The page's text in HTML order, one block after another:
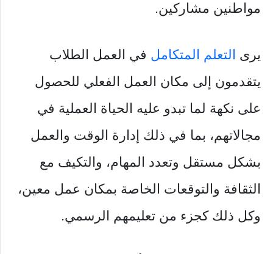
مواطنين مشاركين.
يرى التعلم المتكامل في العمل الطلاب
يتقدمون إلى مكان العمل الفعلي للحصول
على نكهة لما تبدو عليه الحياة العملية في
مجالاتهم، بما في ذلك إدارة الوقت والعمل
بشكل مستقل وتعدد المهام، والتكيف مع
الثقافة والتوقعات الخاصة بمكان عمل معين،
وكل ذلك كجزء من تعليمهم الرسمي.